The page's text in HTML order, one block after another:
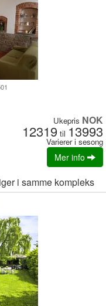
Ukepris NOK
12319 til 13993
Varierer i sesong
Mer info
i samme kompleks